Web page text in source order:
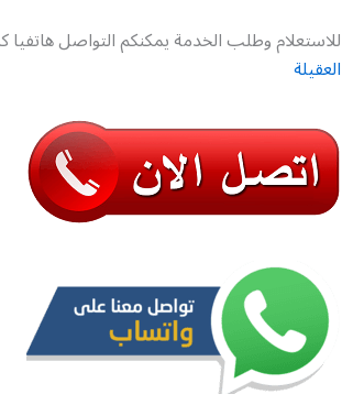
للاستعلام وطلب الخدمة يمكنكم التواصل
العقيلة